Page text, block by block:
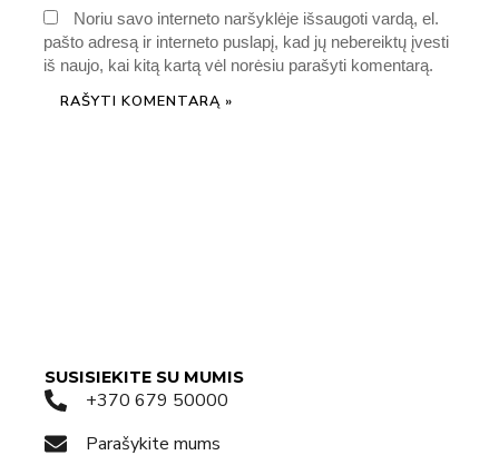
Noriu savo interneto naršyklėje išsaugoti vardą, el.
pašto adresą ir interneto puslapį, kad jų nebereiktų įvesti
iš naujo, kai kitą kartą vėl norėsiu parašyti komentarą.
SUSISIEKITE SU MUMIS
+370 679 50000
Parašykite mums